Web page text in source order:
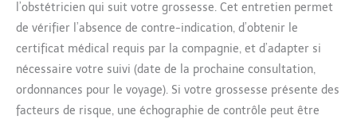
l’obstétricien qui suit votre grossesse. Cet entretien permet
de vérifier l’absence de contre-indication, d’obtenir le
certificat médical requis par la compagnie, et d’adapter si
nécessaire votre suivi (date de la prochaine consultation,
ordonnances pour le voyage). Si votre grossesse présente des
facteurs de risque, une échographie de contrôle peut être